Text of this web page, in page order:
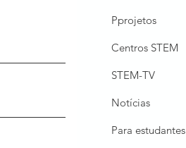
Pprojetos
Centros STEM
STEM-TV
Notícias
Para estudantes